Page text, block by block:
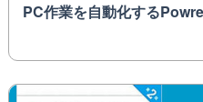
PC作業を自動化する